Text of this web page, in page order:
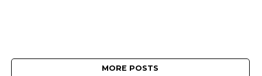
MORE POSTS